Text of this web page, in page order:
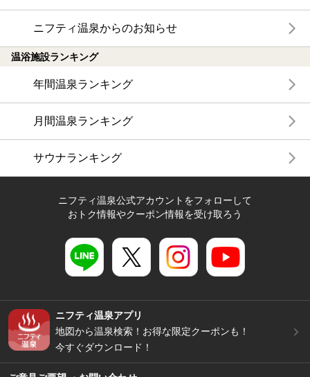
ニフティ温泉からのお知らせ
温浴施設ランキング
年間温泉ランキング
月間温泉ランキング
サウナランキング
ニフティ温泉公式アカウントをフォローして
おトク情報やクーポン情報を受け取ろう
ニフティ温泉アプリ
地図から温泉検索！お得な限定クーポンも！
今すぐダウンロード！